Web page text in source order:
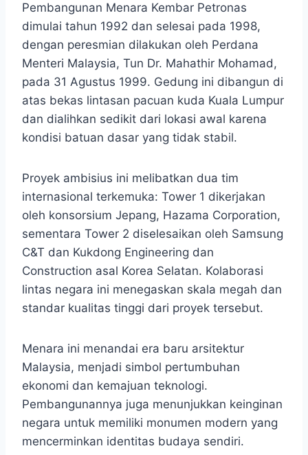
Pembangunan Menara Kembar Petronas
dimulai tahun 1992 dan selesai pada 1998,
dengan peresmian dilakukan oleh Perdana
Menteri Malaysia, Tun Dr. Mahathir Mohamad,
pada 31 Agustus 1999. Gedung ini dibangun di
atas bekas lintasan pacuan kuda Kuala Lumpur
dan dialihkan sedikit dari lokasi awal karena
kondisi batuan dasar yang tidak stabil.​
Proyek ambisius ini melibatkan dua tim
internasional terkemuka: Tower 1 dikerjakan
oleh konsorsium Jepang, Hazama Corporation,
sementara Tower 2 diselesaikan oleh Samsung
C&T dan Kukdong Engineering dan
Construction asal Korea Selatan. Kolaborasi
lintas negara ini menegaskan skala megah dan
standar kualitas tinggi dari proyek tersebut.
Menara ini menandai era baru arsitektur
Malaysia, menjadi simbol pertumbuhan
ekonomi dan kemajuan teknologi.
Pembangunannya juga menunjukkan keinginan
negara untuk memiliki monumen modern yang
mencerminkan identitas budaya sendiri.